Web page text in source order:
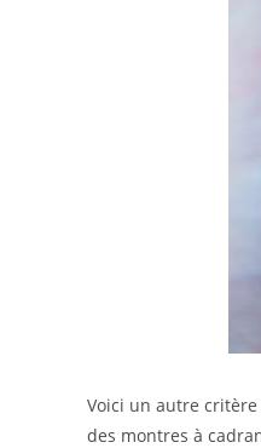
Voici un autre critère
des montres à